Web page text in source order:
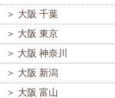
＞ 大阪 千葉
＞ 大阪 東京
＞ 大阪 神奈川
＞ 大阪 新潟
＞ 大阪 富山